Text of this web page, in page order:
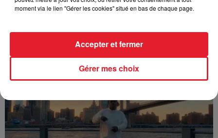
Franglish & Keblack - Génération Impolie
moment via le lien "Gérer les cookies" situé en bas de chaque page.
Gérer mes choix
Accepter et fermer